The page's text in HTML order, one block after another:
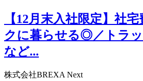
【12月末入社限定】社
クに暮らせる◎／トラ
など...
株式会社BREXA Next